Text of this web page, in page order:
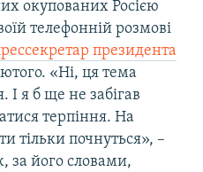
окупованих Росією
телефонній розмові
президента
«Ні, ця тема
І я б ще не забігав
терпіння. На
тільки почнуться», –
за його словами,